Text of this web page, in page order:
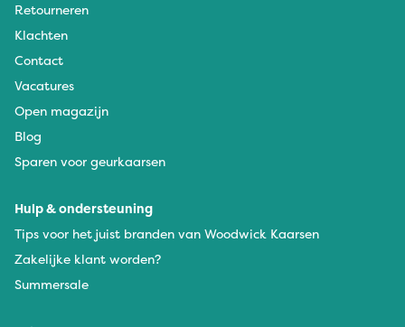
Retourneren
Klachten
Contact
Vacatures
Open magazijn
Blog
Sparen voor geurkaarsen
Hulp & ondersteuning
Tips voor het juist branden van Woodwick Kaarsen
Zakelijke klant worden?
Summersale